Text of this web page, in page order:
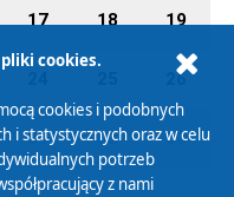
17 18 19
26
01 02 03
cookies.
cookies i podobnych
i statystycznych oraz w celu
potrzeb
z nami